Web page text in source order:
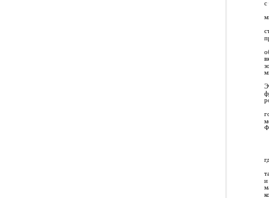
с
и